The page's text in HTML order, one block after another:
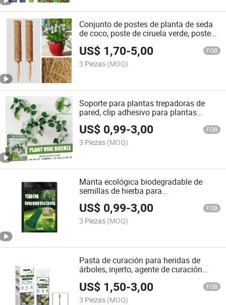
Conjunto de postes de planta de seda
de coco, poste de ciruela verde, poste
de palma de coco, marco de escalada,
poste de musgo de bambú
US$ 1,70-5,00 FOB
3 Piezas (MOQ)
Soporte para plantas trepadoras de
pared, clip adhesivo para plantas
verdes, soporte para plantas trepadoras
de pared
US$ 0,99-3,00 FOB
3 Piezas (MOQ)
Manta ecológica biodegradable de
semillas de hierba para
embellecimiento de césped
US$ 0,99-3,00 FOB
3 Piezas (MOQ)
Pasta de curación para heridas de
árboles, injerto, agente de curación
mantenimiento de jardín
US$ 1,50-3,00 FOB
3 Piezas (MOQ)